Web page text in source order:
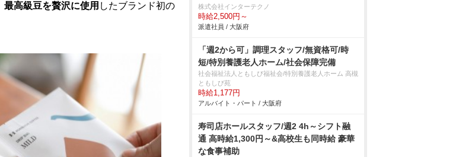
最高級豆を贅沢に使用 したブランド初の
株式会社インターテクノ
時給2,500円～
派遣社員 / 大阪府
「週2から可」調理スタッフ/無資格可/時
短/特別養護老人ホーム/社会保障完備
社会福祉法人ともしび福祉会/特別養護老人ホーム 高槻
ともしび苑
時給1,177円
アルバイト・パート / 大阪府
寿司店ホールスタッフ/週2 4h～シフト融
通 高時給1,300円～&高校生も同時給 豪華
な食事補助